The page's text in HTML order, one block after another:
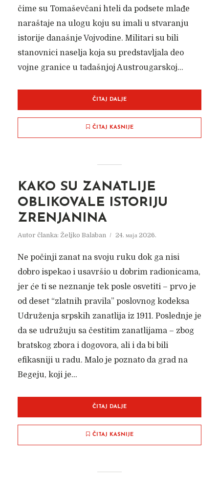
čime su Tomaševčani hteli da podsete mlađe
naraštaje na ulogu koju su imali u stvaranju
istorije današnje Vojvodine. Militari su bili
stanovnici naselja koja su predstavljala deo
vojne granice u tadašnjoj Austrougarskoj...
ČITAJ DALJE
ČITAJ KASNIJE
KAKO SU ZANATLIJE
OBLIKOVALE ISTORIJU
ZRENJANINA
Autor članka: Željko Balaban 24. маја 2026.
Ne počinji zanat na svoju ruku dok ga nisi
dobro ispekao i usavršio u dobrim radionicama,
jer će ti se neznanje tek posle osvetiti – prvo je
od deset “zlatnih pravila” poslovnog kodeksa
Udruženja srpskih zanatlija iz 1911. Poslednje je
da se udružuju sa čestitim zanatlijama – zbog
bratskog zbora i dogovora, ali i da bi bili
efikasniji u radu. Malo je poznato da grad na
Begeju, koji je...
ČITAJ DALJE
ČITAJ KASNIJE